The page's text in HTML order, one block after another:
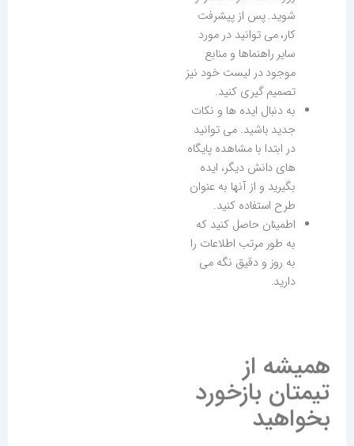
شوید. پس از پیشرفت
کار، می توانید در مورد
سایر راهنماها و منابع
موجود در لیست خود نیز
تصمیم گیری کنید.
به دنبال ایده ها و نکات
جدید باشید. می توانید
در ابتدا با مشاهده پایگاه
های دانش دیگر، ایده
بگیرید و از آنها به عنوان
طرح استفاده کنید.
اطمینان حاصل کنید که
به طور مرتب اطلاعات را
به روز و دقیق نگه می
دارید.
همیشه از
تیمتان بازخورد
بخواهید